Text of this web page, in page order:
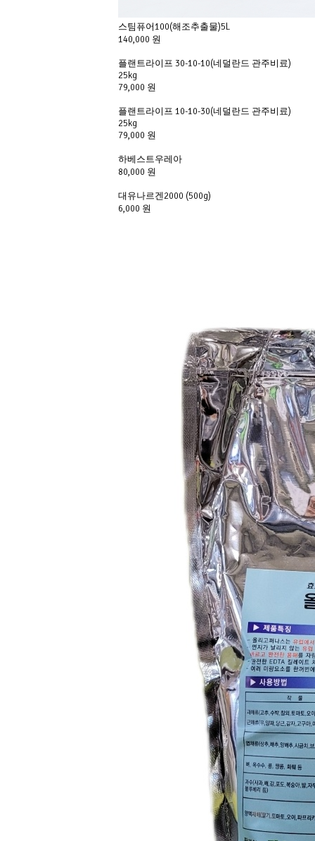
스팀퓨어100(해조추출물)5L
140,000 원
플랜트라이프 30-10-10(네덜란드 관주비료)
25kg
79,000 원
플랜트라이프 10-10-30(네덜란드 관주비료)
25kg
79,000 원
하베스트우레아
80,000 원
대유나르겐2000 (500g)
6,000 원